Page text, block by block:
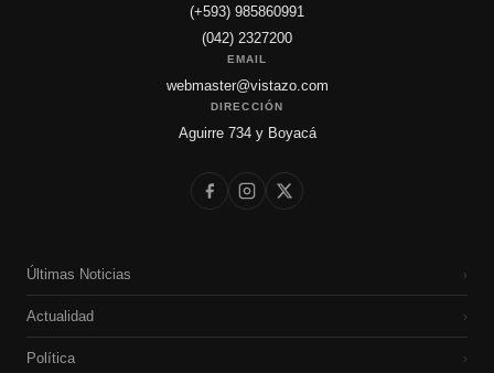
(+593) 985860991
(042) 2327200
EMAIL
webmaster@vistazo.com
DIRECCIÓN
Aguirre 734 y Boyacá
Últimas Noticias ›
Actualidad ›
Política ›